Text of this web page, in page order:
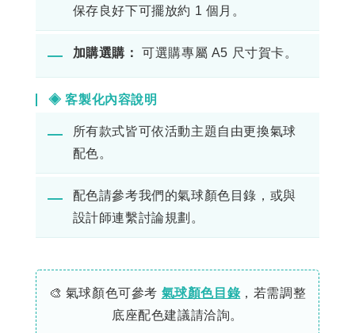
保存良好下可擺放約 1 個月。
― 加購選購： 可選購專屬 A5 尺寸賀卡。
◈ 客製化內容說明
―
所有款式皆可依活動主題自由更換氣球
配色。
―
配色請參考我們的氣球顏色目錄，或與
設計師連繫討論規劃。
🎨 氣球顏色可參考 氣球顏色目錄，若需調整
底座配色建議請洽詢。